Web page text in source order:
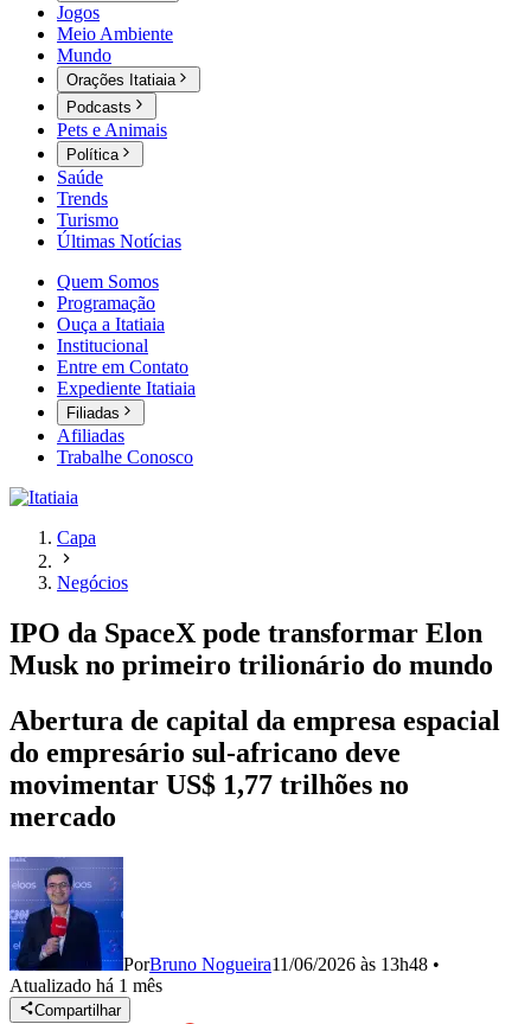
Jogos
Meio Ambiente
Mundo
Orações Itatiaia
Podcasts
Pets e Animais
Política
Saúde
Trends
Turismo
Últimas Notícias
Quem Somos
Programação
Ouça a Itatiaia
Institucional
Entre em Contato
Expediente Itatiaia
Filiadas
Afiliadas
Trabalhe Conosco
Capa
Negócios
IPO da SpaceX pode transformar Elon
Musk no primeiro trilionário do mundo
Abertura de capital da empresa espacial
do empresário sul-africano deve
movimentar US$ 1,77 trilhões no
mercado
PorBruno Nogueira11/06/2026 às 13h48 •
Atualizado há 1 mês
Compartilhar